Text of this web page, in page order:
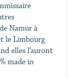
Namur à
le Limbourg
elles l’auront
made in